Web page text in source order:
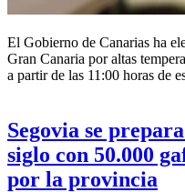
El Gobierno de Canarias ha
Gran Canaria por altas
a partir de las 11:00 horas de
Segovia se
siglo con 50.000
por la provincia